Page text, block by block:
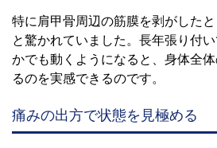
特に肩甲骨周辺の筋膜を剥がしたと
と驚かれていました。長年張り付
かでも動くようになると、身体全
るのを実感できるのです。
痛みの出方で状態を見極める